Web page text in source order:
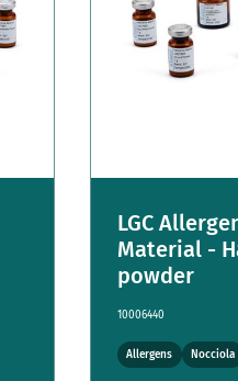
LGC
Material -
powder
10006440
Allergens Nocciola